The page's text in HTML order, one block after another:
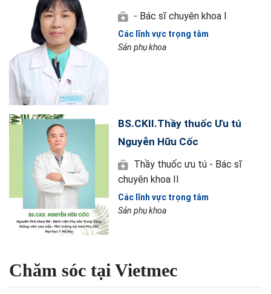
- Bác sĩ chuyên khoa I
Các lĩnh vực trọng tâm
Sản phụ khoa
BS.CKII.Thầy thuốc Ưu tú
Nguyễn Hữu Cốc
Thầy thuốc ưu tú - Bác sĩ
chuyên khoa II
Các lĩnh vực trọng tâm
Sản phụ khoa
Chăm sóc tại Vietmec